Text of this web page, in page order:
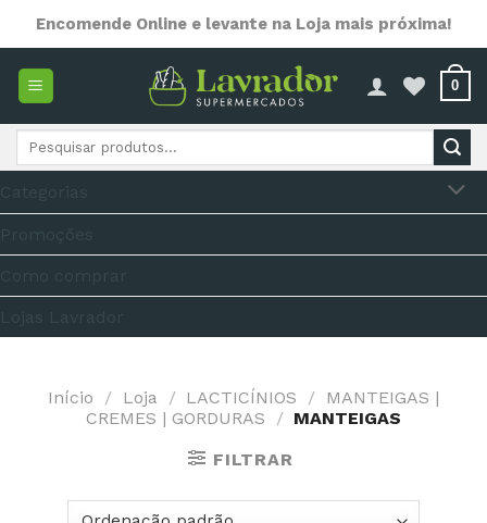
content
Encomende Online e levante na Loja mais próxima!
0
Pesquisar
Início / Loja / LACTICÍNIOS / MANTEIGAS |
CREMES | GORDURAS
/ MANTEIGAS
FILTRAR